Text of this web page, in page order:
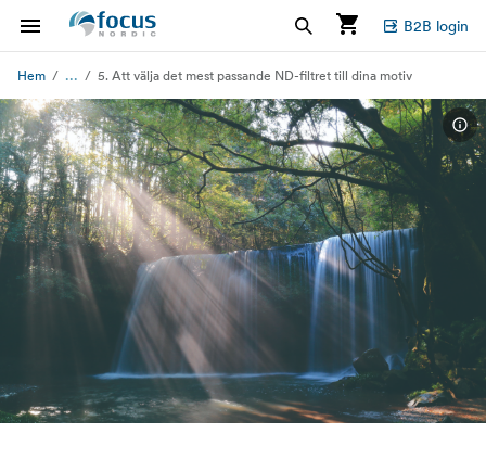
B2B login
Hem ... 5. Att välja det mest passande ND-filtret till dina motiv